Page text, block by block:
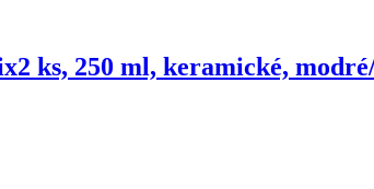
2 ks, 250 ml, keramické,